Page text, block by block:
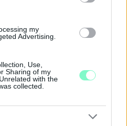
my
Advertising.
Use,
Sharing of my
with the
collected.emelkedtek éves
miközben az élelmiszerek ára